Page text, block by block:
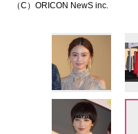
（C）ORICON NewS inc.